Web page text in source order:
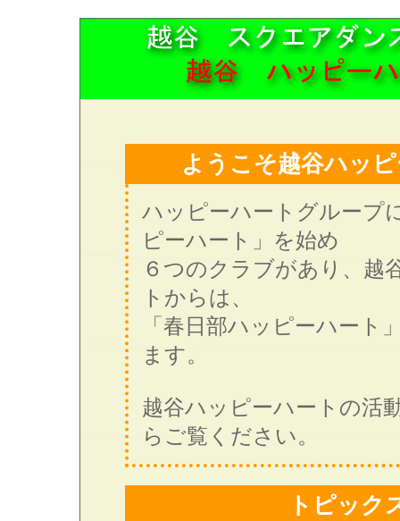
ようこそ越谷ハッ
ハッピーハートグループ
ピーハート」を始め
６つのクラブがあり、越
トからは、
「春日部ハッピーハート
ます。
越谷ハッピーハートの活
らご覧ください。
トピック